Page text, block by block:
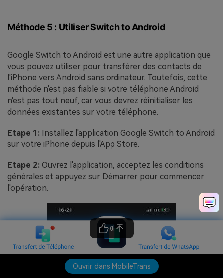
Ouvrir dans MobileTrans
Méthode 5 : Utiliser Switch to Android
Google Switch to Android est une autre application que
vous pouvez utiliser pour transférer des contacts de
l'iPhone vers Android sans ordinateur. Toutefois, cette
méthode n'est pas fiable si votre téléphone Android
n'est pas tout neuf, car vous devrez réinitialiser les
données existantes sur votre téléphone.
Etape 1: Installez l'application Google Switch to Android
sur votre iPhone depuis l'App Store.
Etape 2: Ouvrez l'application, acceptez les conditions
générales et appuyez sur Démarrer pour commencer
l'opération.
0